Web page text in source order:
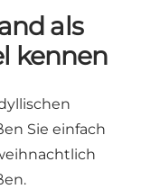
als
kennen
Sie einfach